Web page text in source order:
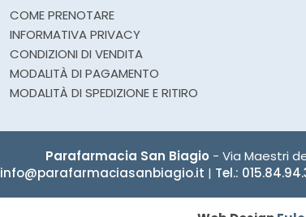
COME PRENOTARE
INFORMATIVA PRIVACY
CONDIZIONI DI VENDITA
MODALITÀ DI PAGAMENTO
MODALITÀ DI SPEDIZIONE E RITIRO
Parafarmacia San Biagio - Via Maestri
info@parafarmaciasanbiagio.it | Tel.: